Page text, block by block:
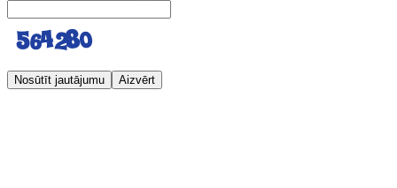
Nosūtīt jautājumu Aizvērt